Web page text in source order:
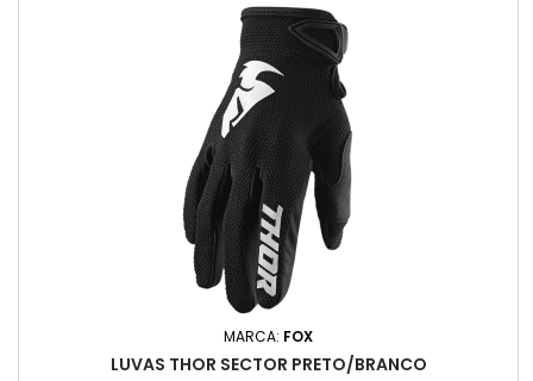
MARCA: FOX
LUVAS THOR SECTOR PRETO/BRANCO